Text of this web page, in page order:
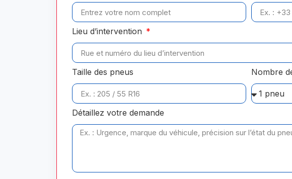
Lieu d’intervention
Taille des pneus Nombre
Détaillez votre demande